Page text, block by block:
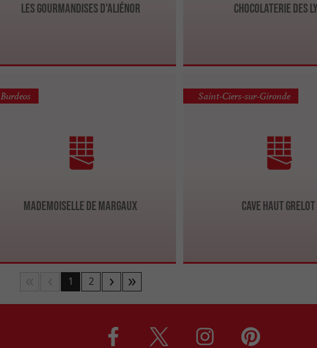
Les Gourmandises d'Aliénor Chocolaterie des
Mademoiselle de Margaux
Burdeos
Cave Haut Grelot
Saint-Ciers-sur-Gironde
1 2